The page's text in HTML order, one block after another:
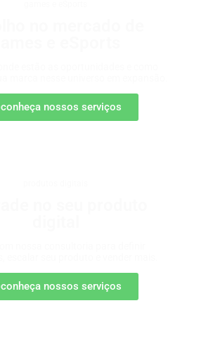
conheça nossos serviços
conheça nossos serviços